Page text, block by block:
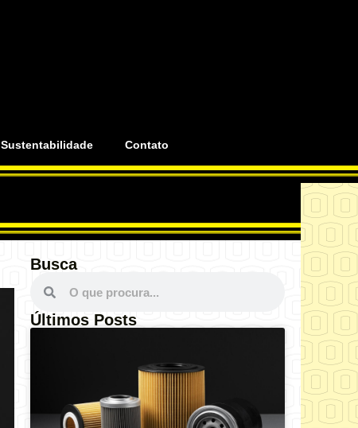
Sustentabilidade Contato
Busca
Últimos Posts